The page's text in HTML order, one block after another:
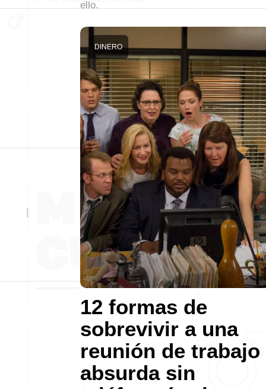
ello.
12 formas de
sobrevivir a una
reunión de trabajo
absurda sin
DINERO